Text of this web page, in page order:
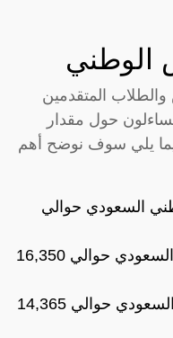
الوطني
المتقدمين
حول مقدار
يلي سوف نوضح أهم
السعودي حوالي
راتب عميد الحرس الوطني السعودي حوالي 16,350
راتب عقيد الحرس الوطني السعودي حوالي 14,365